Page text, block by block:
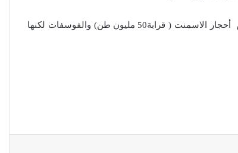
وللمفارقة كشف المسح الجيولوجي أن القادسية (الأكثر فقرا ) هي أكثر المحافظات التي تحوي مخزونا لمواد أولية من أحجار الاسمنت ( قرابة50 مليون طن) والفوسفات لكنها
نينوى تسجل اعلى رقم بتصديق عقود الزواج